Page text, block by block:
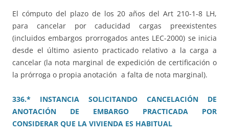
El cómputo del plazo de los 20 años del Art 210-1-8 LH,
para cancelar por caducidad cargas preexistentes
(incluidos embargos prorrogados antes LEC-2000) se inicia
desde el último asiento practicado relativo a la carga a
cancelar (la nota marginal de expedición de certificación o
la prórroga o propia anotación a falta de nota marginal).
336.* INSTANCIA SOLICITANDO CANCELACIÓN DE
ANOTACIÓN DE EMBARGO PRACTICADA POR
CONSIDERAR QUE LA VIVIENDA ES HABITUAL